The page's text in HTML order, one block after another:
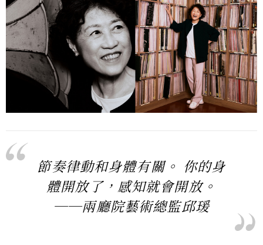
節奏律動和身體有關。 你的身
體開放了，感知就會開放。
──兩廳院藝術總監邱瑗